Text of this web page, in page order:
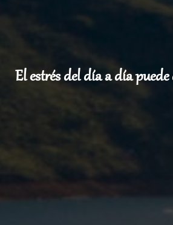
El estrés del día a día